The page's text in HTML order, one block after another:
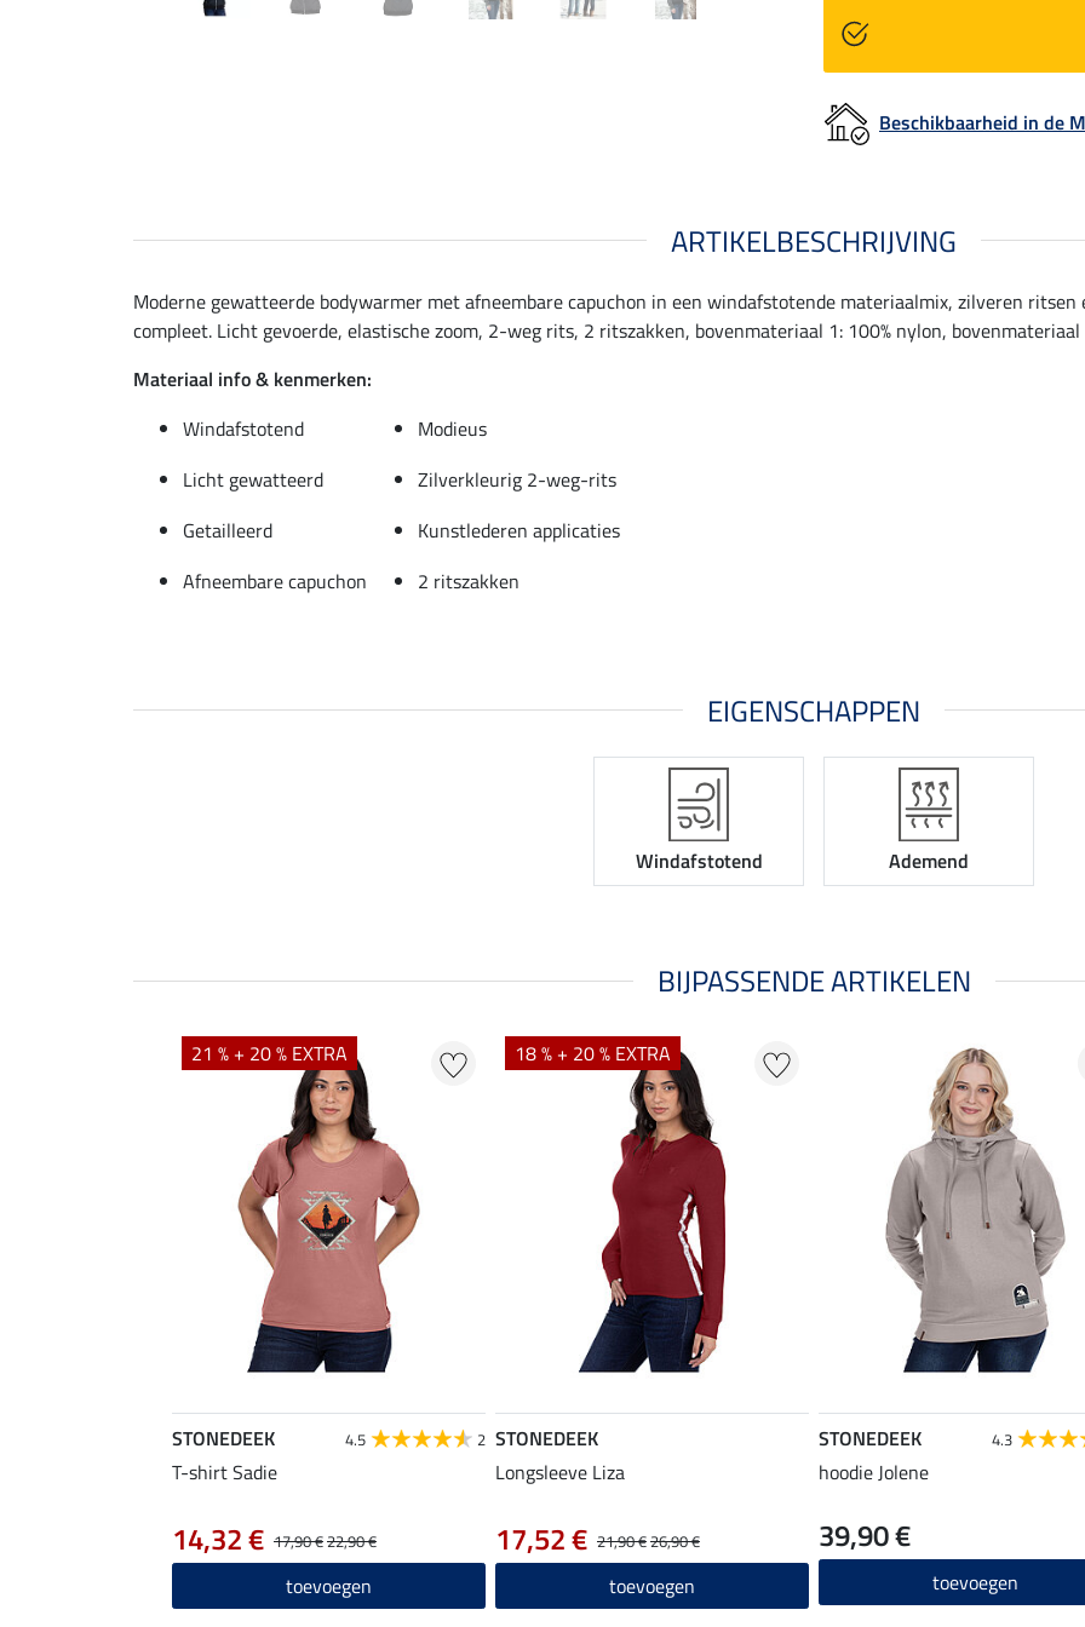
Beschikbaarheid in de
ARTIKELBESCHRIJVING
Moderne gewatteerde bodywarmer met afneembare capuchon in een windafstotende materiaalmix, zilveren
compleet. Licht gevoerde, elastische zoom, 2-weg rits, 2 ritszakken, bovenmateriaal 1: 100% nylon,
Materiaal info & kenmerken:
Windafstotend
Modieus
Licht gewatteerd
Zilverkleurig 2-weg-rits
Getailleerd
Kunstlederen applicaties
Afneembare capuchon
2 ritszakken
EIGENSCHAPPEN
Windafstotend Ademend
BIJPASSENDE ARTIKELEN
21 % + 20 % EXTRA
STONEDEEK 4.5 2
T-shirt Sadie
17,90 €22,90 €
14,32 €
toevoegen
18 % + 20 % EXTRA
STONEDEEK
Longsleeve Liza
21,90 €26,90 €
17,52 €
toevoegen
STONEDEEK 4.3
hoodie Jolene
39,90 €
toevoegen